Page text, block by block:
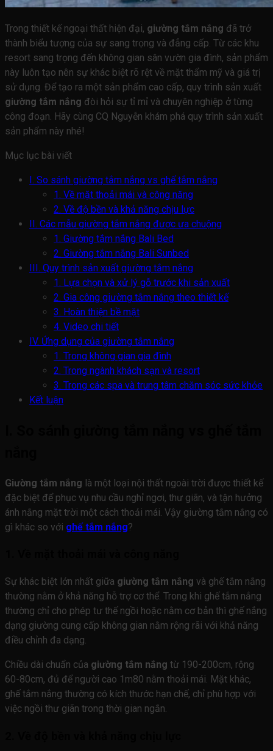
Trong thiết kế ngoại thất hiện đại, giường tắm nắng đã trở
thành biểu tượng của sự sang trọng và đẳng cấp. Từ các khu
resort sang trọng đến không gian sân vườn gia đình, sản phẩm
này luôn tạo nên sự khác biệt rõ rệt về mặt thẩm mỹ và giá trị
sử dụng. Để tạo ra một sản phẩm cao cấp, quy trình sản xuất
giường tắm nắng đòi hỏi sự tỉ mỉ và chuyên nghiệp ở từng
công đoạn. Hãy cùng CQ Nguyễn khám phá quy trình sản xuất
sản phẩm này nhé!
Mục lục bài viết
I. So sánh giường tắm nắng vs ghế tắm nắng
1. Về mặt thoải mái và công năng
2. Về độ bền và khả năng chịu lực
II. Các mẫu giường tắm nắng được ưa chuộng
1. Giường tắm nắng Bali Bed
2. Giường tắm nắng Bali Sunbed
III. Quy trình sản xuất giường tắm nắng
1. Lựa chọn và xử lý gỗ trước khi sản xuất
2. Gia công giường tắm nắng theo thiết kế
3. Hoàn thiện bề mặt
4. Video chi tiết
IV. Ứng dụng của giường tắm nắng
1. Trong không gian gia đình
2. Trong ngành khách sạn và resort
3. Trong các spa và trung tâm chăm sóc sức khỏe
Kết luận
Giường tắm nắng là một loại nội thất ngoài trời được thiết kế
đặc biệt để phục vụ nhu cầu nghỉ ngơi, thư giãn, và tận hưởng
ánh nắng mặt trời một cách thoải mái. Vậy giường tắm nắng có
gì khác so với ghế tắm nắng?
Sự khác biệt lớn nhất giữa giường tắm nắng và ghế tắm nắng
thường nằm ở khả năng hỗ trợ cơ thể. Trong khi ghế tắm nắng
thường chỉ cho phép tư thế ngồi hoặc nằm cơ bản thì ghế nắng
dạng giường cung cấp không gian nằm rộng rãi với khả năng
điều chỉnh đa dạng.
Chiều dài chuẩn của giường tắm nắng từ 190-200cm, rộng
60-80cm, đủ để người cao 1m80 nằm thoải mái. Mặt khác,
ghế tắm nắng thường có kích thước hạn chế, chỉ phù hợp với
việc ngồi thư giãn trong thời gian ngắn.